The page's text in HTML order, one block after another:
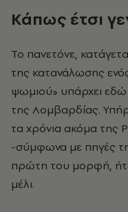
Κάπως έτσι
Το πανετόνε,
της κατανάλωσης
ψωμιού» υπάρχει
της Λομβαρδίας.
τα χρόνια ακόμα της
-σύμφωνα με πηγές
πρώτη του μορφή,
μέλι.